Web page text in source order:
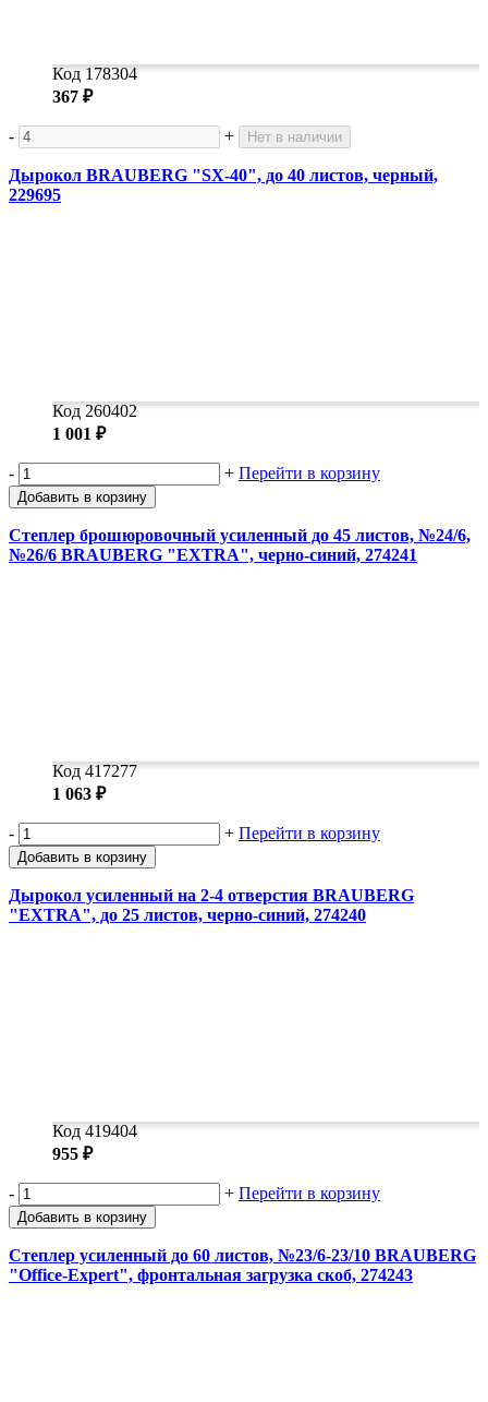
Код 178304
367 ₽
- + Нет в наличии
Дырокол BRAUBERG "SX-40", до 40 листов, черный,
229695
Код 260402
1 001 ₽
- + Перейти в корзину
Добавить в корзину
Степлер брошюровочный усиленный до 45 листов, №24/6,
№26/6 BRAUBERG "EXTRA", черно-синий, 274241
Код 417277
1 063 ₽
- + Перейти в корзину
Добавить в корзину
Дырокол усиленный на 2-4 отверстия BRAUBERG
"EXTRA", до 25 листов, черно-синий, 274240
Код 419404
955 ₽
- + Перейти в корзину
Добавить в корзину
Степлер усиленный до 60 листов, №23/6-23/10 BRAUBERG
"Office-Expert", фронтальная загрузка скоб, 274243